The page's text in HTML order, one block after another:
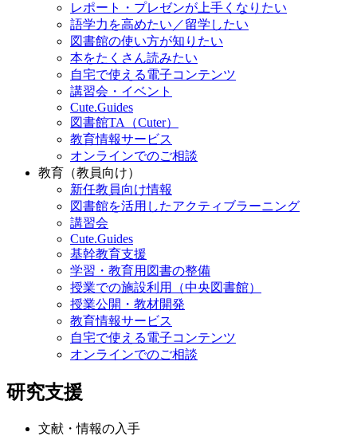
レポート・プレゼンが上手くなりたい
語学力を高めたい／留学したい
図書館の使い方が知りたい
本をたくさん読みたい
自宅で使える電子コンテンツ
講習会・イベント
Cute.Guides
図書館TA（Cuter）
教育情報サービス
オンラインでのご相談
教育（教員向け）
新任教員向け情報
図書館を活用したアクティブラーニング
講習会
Cute.Guides
基幹教育支援
学習・教育用図書の整備
授業での施設利用（中央図書館）
授業公開・教材開発
教育情報サービス
自宅で使える電子コンテンツ
オンラインでのご相談
研究支援
文献・情報の入手